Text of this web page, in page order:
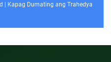
| Kapag Dumating ang Trahedya